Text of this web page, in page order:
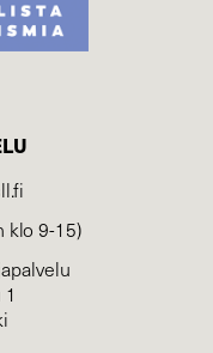
klo 9-15)